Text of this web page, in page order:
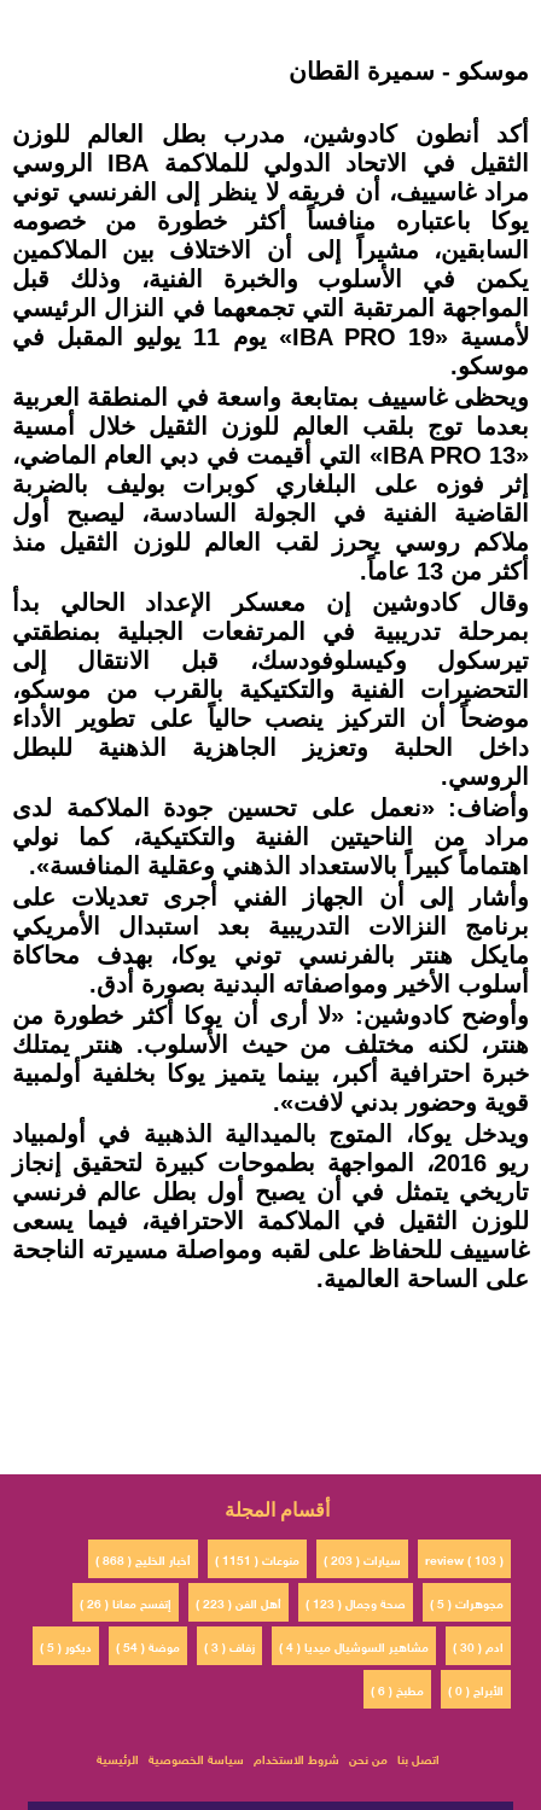
موسكو - سميرة القطان
أكد أنطون كادوشين، مدرب بطل العالم للوزن
الثقيل في الاتحاد الدولي للملاكمة IBA الروسي
مراد غاسييف، أن فريقه لا ينظر إلى الفرنسي توني
يوكا باعتباره منافساً أكثر خطورة من خصومه
السابقين، مشيراً إلى أن الاختلاف بين الملاكمين
يكمن في الأسلوب والخبرة الفنية، وذلك قبل
المواجهة المرتقبة التي تجمعهما في النزال الرئيسي
لأمسية «IBA PRO 19» يوم 11 يوليو المقبل في
موسكو.
ويحظى غاسييف بمتابعة واسعة في المنطقة العربية
بعدما توج بلقب العالم للوزن الثقيل خلال أمسية
«IBA PRO 13» التي أقيمت في دبي العام الماضي،
إثر فوزه على البلغاري كوبرات بوليف بالضربة
القاضية الفنية في الجولة السادسة، ليصبح أول
ملاكم روسي يحرز لقب العالم للوزن الثقيل منذ
أكثر من 13 عاماً.
وقال كادوشين إن معسكر الإعداد الحالي بدأ
بمرحلة تدريبية في المرتفعات الجبلية بمنطقتي
تيرسكول وكيسلوفودسك، قبل الانتقال إلى
التحضيرات الفنية والتكتيكية بالقرب من موسكو،
موضحاً أن التركيز ينصب حالياً على تطوير الأداء
داخل الحلبة وتعزيز الجاهزية الذهنية للبطل
الروسي.
وأضاف: «نعمل على تحسين جودة الملاكمة لدى
مراد من الناحيتين الفنية والتكتيكية، كما نولي
اهتماماً كبيراً بالاستعداد الذهني وعقلية المنافسة».
وأشار إلى أن الجهاز الفني أجرى تعديلات على
برنامج النزالات التدريبية بعد استبدال الأمريكي
مايكل هنتر بالفرنسي توني يوكا، بهدف محاكاة
أسلوب الأخير ومواصفاته البدنية بصورة أدق.
وأوضح كادوشين: «لا أرى أن يوكا أكثر خطورة من
هنتر، لكنه مختلف من حيث الأسلوب. هنتر يمتلك
خبرة احترافية أكبر، بينما يتميز يوكا بخلفية أولمبية
قوية وحضور بدني لافت».
ويدخل يوكا، المتوج بالميدالية الذهبية في أولمبياد
ريو 2016، المواجهة بطموحات كبيرة لتحقيق إنجاز
تاريخي يتمثل في أن يصبح أول بطل عالم فرنسي
للوزن الثقيل في الملاكمة الاحترافية، فيما يسعى
غاسييف للحفاظ على لقبه ومواصلة مسيرته الناجحة
على الساحة العالمية.
أقسام المجلة
أخبار الخليج ( 868 ) منوعات ( 1151 ) سيارات ( 203 )
review ( 103 )
إتفسح معانا ( 26 )
أهل الفن ( 223 ) صحة وجمال ( 123 )
مجوهرات ( 5 )
ديكور ( 5 )
موضة ( 54 ) زفاف ( 3 ) مشاهير السوشيال ميديا ( 4 )
ادم ( 30 )
مطبخ ( 6 )
الأبراج ( 0 )
الرئيسية سياسة الخصوصية شروط الاستخدام من نحن اتصل بنا